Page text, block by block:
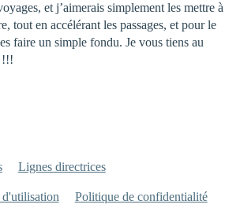
et j’aimerais simplement les mettre à
tout en accélérant les passages, et pour le
faire un simple fondu. Je vous tiens au
!!!
Lignes directrices
d'utilisation Politique de confidentialité